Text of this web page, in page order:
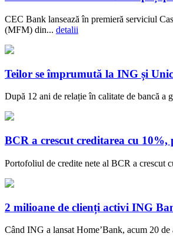
CEC Bank lansează în premieră serviciul
(MFM) din... detalii
Teilor se împrumută la ING și
După 12 ani de relație în calitate de bancă
BCR a crescut creditarea cu 10%,
Portofoliul de credite nete al BCR a crescut
2 milioane de clienți activi ING
Când ING a lansat Home’Bank, acum 20